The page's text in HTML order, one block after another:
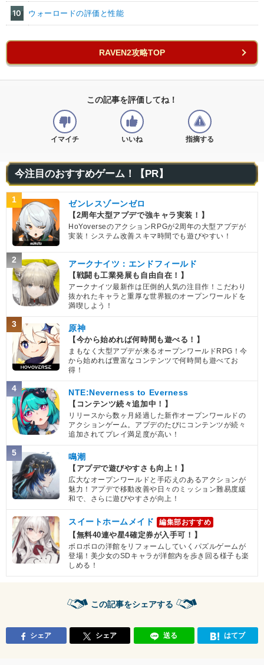
10 ウォーロードの評価と性能
RAVEN2攻略TOP
この記事を評価してね！
イマイチ いいね 指摘する
今注目のおすすめゲーム！【PR】
1 ゼンレスゾーンゼロ
【2周年大型アプデで強キャラ実装！】
HoYoverseのアクションRPGが2周年の大型アプデが
実装！システム改善スキマ時間でも遊びやすい！
2 アークナイツ：エンドフィールド
【戦闘も工業発展も自由自在！】
アークナイツ最新作は圧倒的人気の注目作！こだわり
抜かれたキャラと重厚な世界観のオープンワールドを
満喫しよう！
3 原神
【今から始めれば何時間も遊べる！】
まもなく大型アプデが来るオープンワールドRPG！今
から始めれば豊富なコンテンツで何時間も遊べてお
得！
4 NTE:Neverness to Everness
【コンテンツ続々追加中！】
リリースから数ヶ月経過した新作オープンワールドの
アクションゲーム。アプデのたびにコンテンツが続々
追加されてプレイ満足度が高い！
5 鳴潮
【アプデで遊びやすさも向上！】
広大なオープンワールドと手応えのあるアクションが
魅力！アプデで移動改善や日々のミッション難易度緩
和で、さらに遊びやすさが向上！
スイートホームメイド 編集部おすすめ
【無料40連や星4確定券が入手可！】
ボロボロの洋館をリフォームしていくパズルゲームが
登場！美少女のSDキャラが洋館内を歩き回る様子も楽
しめる！
この記事をシェアする
シェア シェア 送る はてブ